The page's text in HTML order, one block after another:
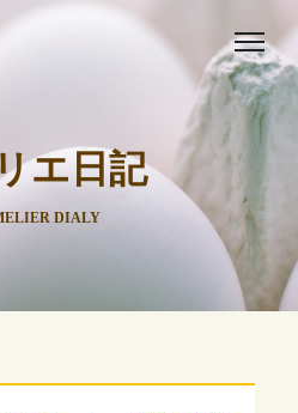
エ日記
DIALY